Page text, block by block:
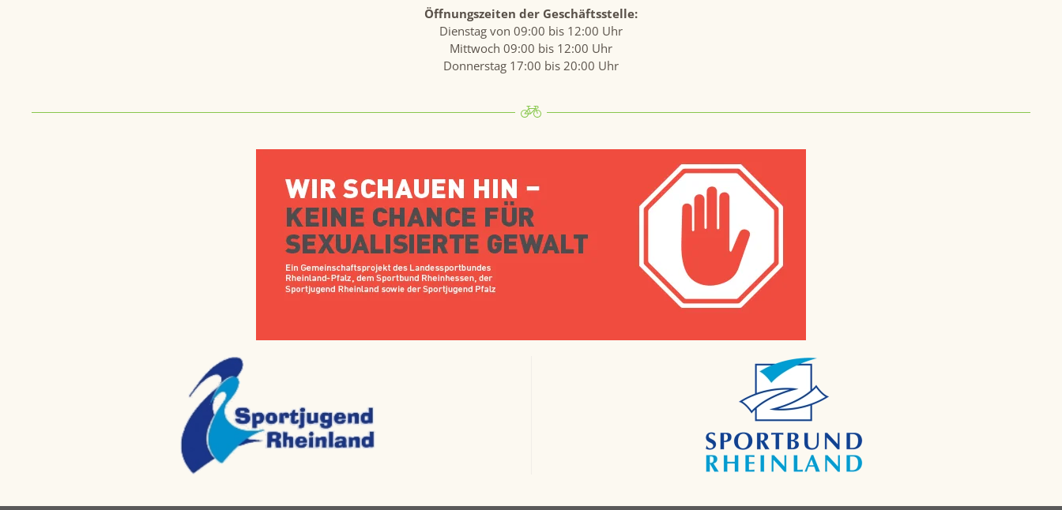
Öffnungszeiten der Geschäftsstelle:
Dienstag von 09:00 bis 12:00 Uhr
Mittwoch 09:00 bis 12:00 Uhr
Donnerstag 17:00 bis 20:00 Uhr